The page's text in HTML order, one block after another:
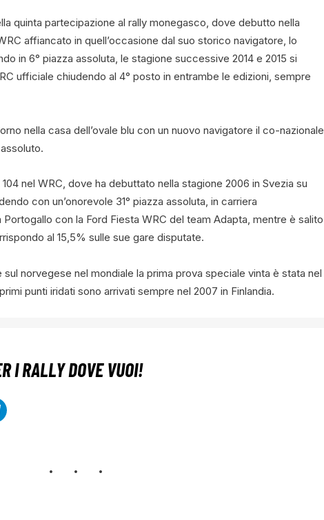
quinta partecipazione al rally monegasco, dove debutto nella
affiancato in quell’occasione dal suo storico navigatore, lo
in 6° piazza assoluta, le stagione successive 2014 e 2015 si
ufficiale chiudendo al 4° posto in entrambe le edizioni, sempre
nella casa dell’ovale blu con un nuovo navigatore il co-nazionale
nel WRC, dove ha debuttato nella stagione 2006 in Svezia su
con un’onorevole 31° piazza assoluta, in carriera
Portogallo con la Ford Fiesta WRC del team Adapta, mentre è salito
al 15,5% sulle sue gare disputate.
norvegese nel mondiale la prima prova speciale vinta è stata nel
punti iridati sono arrivati sempre nel 2007 in Finlandia.